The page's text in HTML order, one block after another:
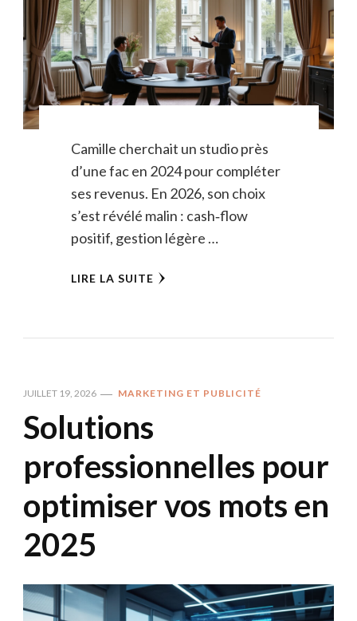
Camille cherchait un studio près
d’une fac en 2024 pour compléter
ses revenus. En 2026, son choix
s’est révélé malin : cash‑flow
positif, gestion légère …
LIRE LA SUITE
JUILLET 19, 2026 MARKETING ET PUBLICITÉ
Solutions
professionnelles pour
optimiser vos mots en
2025